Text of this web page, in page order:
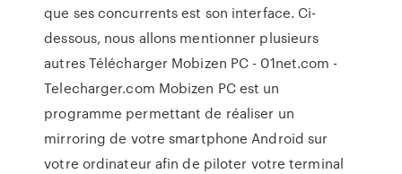
que ses concurrents est son interface. Ci-
dessous, nous allons mentionner plusieurs
autres Télécharger Mobizen PC - 01net.com -
Telecharger.com Mobizen PC est un
programme permettant de réaliser un
mirroring de votre smartphone Android sur
votre ordinateur afin de piloter votre terminal